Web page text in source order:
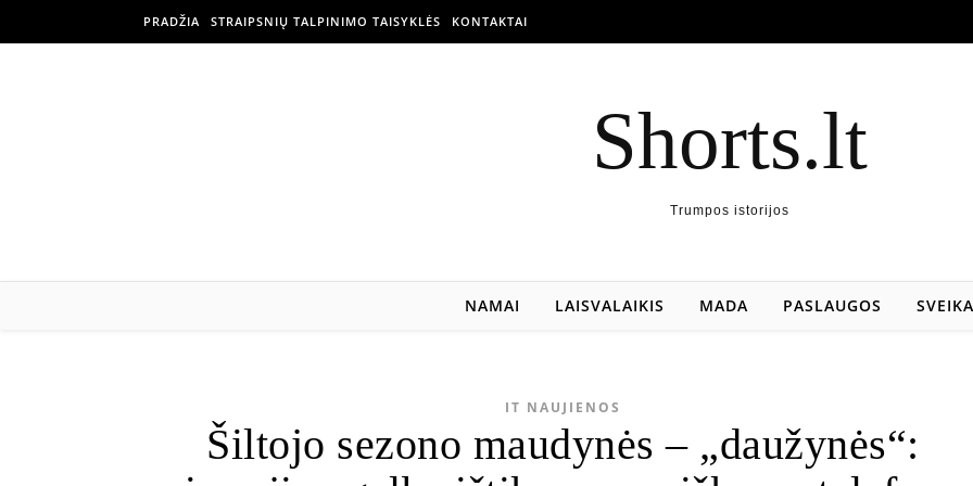
PRADŽIA STRAIPSNIŲ TALPINIMO TAISYKLĖS KONTAKTAI
Shorts.lt
Trumpos istorijos
NAMAI LAISVALAIKIS MADA PASLAUGOS
IT NAUJIENOS
Šiltojo sezono maudynės – „daužynės“: